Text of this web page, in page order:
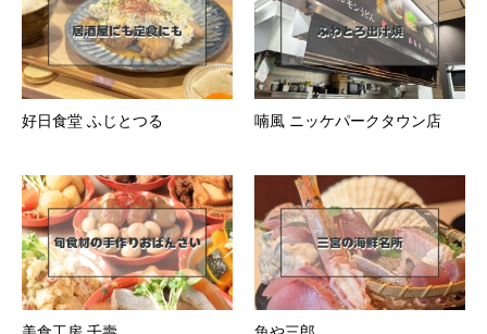
好日食堂 ふじとつる 喃風 ニッケパークタウン店